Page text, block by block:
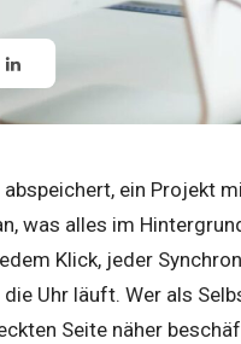
ein Projekt
was alles im
Klick, jeder
Uhr läuft. Wer als
Seite näher